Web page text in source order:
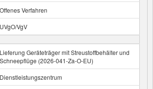
Offenes Verfahren
UVgO/VgV
Lieferung Geräteträger mit Streustoffbehälter und
Schneepflüge (2026-041-Za-O-EU)
Dienstleistungszentrum